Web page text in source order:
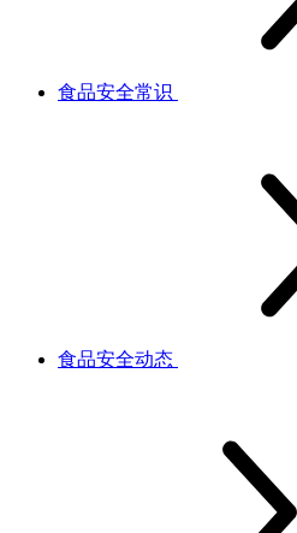
食品安全常识
食品安全动态